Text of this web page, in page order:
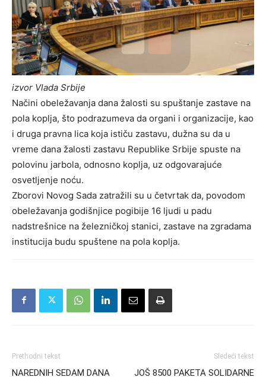
izvor Vlada Srbije
Načini obeležavanja dana žalosti su spuštanje zastave na
pola koplja, što podrazumeva da organi i organizacije, kao
i druga pravna lica koja ističu zastavu, dužna su da u
vreme dana žalosti zastavu Republike Srbije spuste na
polovinu jarbola, odnosno koplja, uz odgovarajuće
osvetljenje noću.
Zborovi Novog Sada zatražili su u četvrtak da, povodom
obeležavanja godišnjice pogibije 16 ljudi u padu
nadstrešnice na železničkoj stanici, zastave na zgradama
institucija budu spuštene na pola koplja.
Prethodni tekst
NAREDNIH SEDAM DANA
Sledeći tekst
JOŠ 8500 PAKETA SOLIDARNE